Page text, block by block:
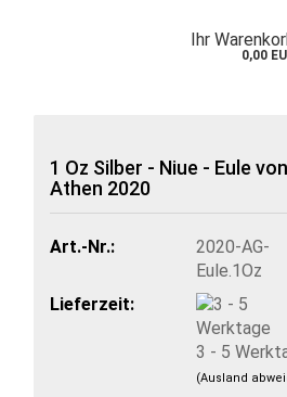
Ihr
0,00
1 Oz Silber - Niue - Eule von
Athen 2020
Art.-Nr.:
2020-AG-
Eule.1Oz
Lieferzeit:
3 - 5
(Ausland